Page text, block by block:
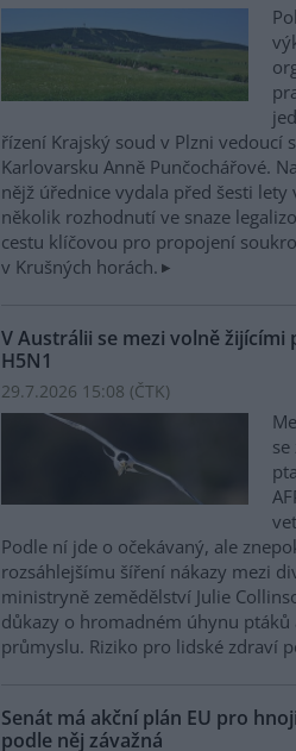
řízení Krajský soud v Plzni vedoucí
Karlovarsku Anně Punčochářové.
nějž úřednice vydala před šesti
několik rozhodnutí ve snaze
cestu klíčovou pro propojení
v Krušných horách.
V Austrálii se mezi volně
H5N1
29.7.2026 15:08 (ČTK)
Podle ní jde o očekávaný, ale
rozsáhlejšímu šíření nákazy mezi
ministryně zemědělství Julie
důkazy o hromadném úhynu ptáků
průmyslu. Riziko pro lidské zdraví
Senát má akční plán EU pro
podle něj závažná